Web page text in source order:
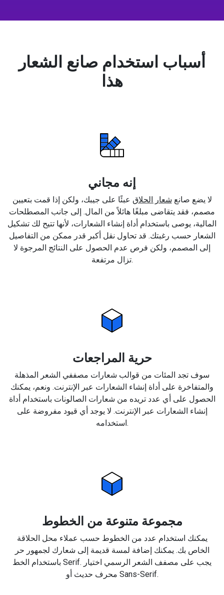
أسباب استخدام صانع الشعار
هذا
إنه مجاني
لا يضع صانع شعار الحلاق عبئًا على جيبك، ولكن إذا قمت بتعيين
مصمم، فقد يتقاضى مبلغًا هائلاً من المال. إلى جانب المصطلحات
المالية، يوصى باستخدام أداة إنشاء الشعارات، لأنها تتيح لك تشكيل
الشعار حسب رغبتك. قد تحاول نقل أكبر قدر ممكن من التفاصيل
إلى المصمم، ولكن فرص عدم الحصول على النتائج المرجوة لا
تزال مرتفعة.
حرية المراجعات
سوف تجد المئات من قوالب شعارات مصففي الشعر المذهلة
والمتفاخرة على أداة إنشاء الشعارات عبر الإنترنت. ونعم، يمكنك
الحصول على أي عدد تريده من شعارات الصالونات باستخدام أداة
إنشاء الشعارات عبر الإنترنت. لا يوجد أي قيود مفروضة على
استخدامه.
مجموعة متنوعة من الخطوط
يمكنك استخدام عدد من الخطوط حسب عملاء محل الحلاقة
الخاص بك. يمكنك إضافة لمسة قديمة إلى شعارك لجمهور حر
باستخدام الخط Serif. يجب على مصفف الشعر الرسمي اختيار
محرف حديث أو Sans-Serif.